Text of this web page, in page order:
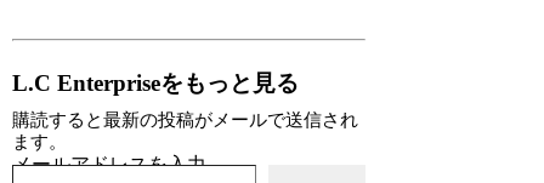
L.C Enterpriseをもっと見る
購読すると最新の投稿がメールで送信され
ます。
メールアドレスを入力...